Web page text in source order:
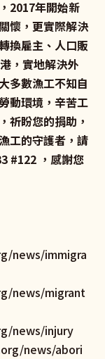
2017年開始新
懷，更實際解決
換雇主、人口販
，實地解決外
多數漁工不知自
動環境，辛苦工
祈盼您的捐助，
工的守護者，請
#122 ，感謝您
news/immigra
news/migrant
news/injury
news/abori